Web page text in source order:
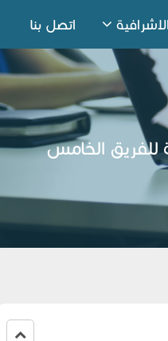
اتصل بنا
للفريق الخامس